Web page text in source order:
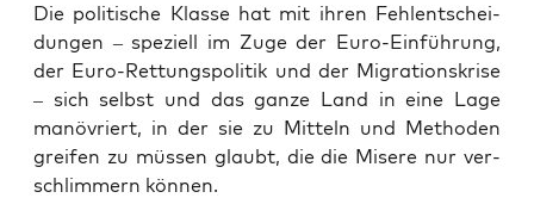
Die poli­ti­sche Klas­se hat mit ihren Fehl­ent­schei­
dun­gen – spe­zi­ell im Zuge der Euro-Ein­füh­rung,
der Euro-Ret­tungs­po­li­tik und der Migra­ti­ons­kri­se
– sich selbst und das gan­ze Land in eine Lage
manö­vriert, in der sie zu Mit­teln und Metho­den
grei­fen zu müs­sen glaubt, die die Mise­re nur ver­
schlim­mern können.